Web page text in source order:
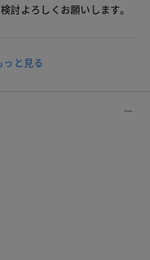
討よろしくお願いします。
っと見る